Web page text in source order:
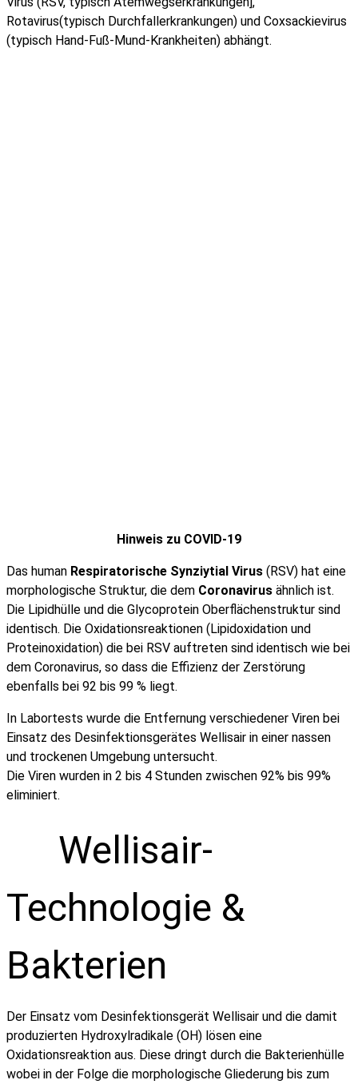
Rotavirus(typisch Durchfallerkrankungen) und Coxsackievirus
(typisch Hand-Fuß-Mund-Krankheiten) abhängt.
Hinweis zu COVID-19
Das human Respiratorische Synziytial Virus (RSV) hat eine
morphologische Struktur, die dem Coronavirus ähnlich ist.
Die Lipidhülle und die Glycoprotein Oberflächenstruktur sind
identisch. Die Oxidationsreaktionen (Lipidoxidation und
Proteinoxidation) die bei RSV auftreten sind identisch wie bei
dem Coronavirus, so dass die Effizienz der Zerstörung
ebenfalls bei 92 bis 99 % liegt.
In Labortests wurde die Entfernung verschiedener Viren bei
Einsatz des Desinfektionsgerätes Wellisair in einer nassen
und trockenen Umgebung untersucht.
Die Viren wurden in 2 bis 4 Stunden zwischen 92% bis 99%
eliminiert.
Wellisair-
Technologie &
Bakterien
Der Einsatz vom Desinfektionsgerät Wellisair und die damit
produzierten Hydroxylradikale (OH) lösen eine
Oxidationsreaktion aus. Diese dringt durch die Bakterienhülle
wobei in der Folge die morphologische Gliederung bis zum